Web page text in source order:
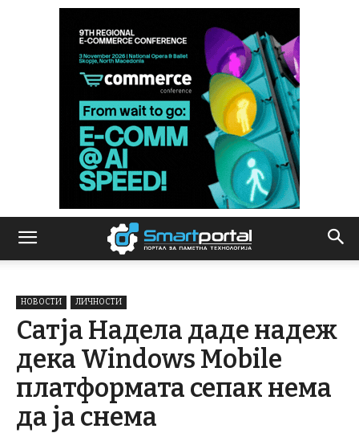
НОВОСТИ ЛИЧНОСТИ
Сатја Надела даде надеж
дека Windows Mobile
платформата сепак нема
да ја снема